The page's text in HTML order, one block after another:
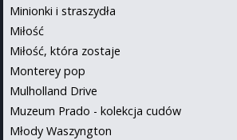
Minionki i straszydła
Miłość
Miłość, która zostaje
Monterey pop
Mulholland Drive
Muzeum Prado - kolekcja cudów
Młody Waszyngton